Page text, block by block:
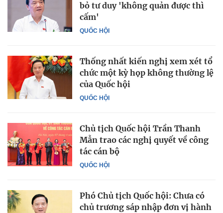
QUỐC HỘI
bỏ tư duy 'không quản được thì
cấm'
QUỐC HỘI
Thống nhất kiến nghị xem xét tổ
chức một kỳ họp không thường lệ
của Quốc hội
QUỐC HỘI
Chủ tịch Quốc hội Trần Thanh
Mẫn trao các nghị quyết về công
tác cán bộ
Phó Chủ tịch Quốc hội: Chưa có
chủ trương sáp nhập đơn vị hành